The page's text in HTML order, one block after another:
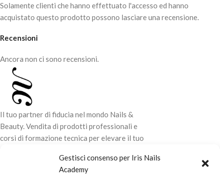
Gestisci consenso per Iris Nails
Academy
procedura
La confezione contiene 50 pezzi
Recensioni
Ancora non ci sono recensioni.
Solamente clienti che hanno effettuato l'accesso ed hanno
acquistato questo prodotto possono lasciare una recensione.
Il tuo partner di fiducia nel mondo Nails &
Beauty. Vendita di prodotti professionali e
corsi di formazione tecnica per elevare il tuo